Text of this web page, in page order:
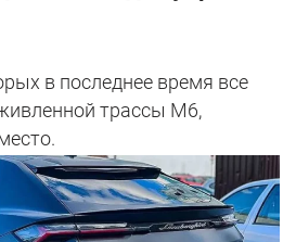
в последнее время все
трассы М6,